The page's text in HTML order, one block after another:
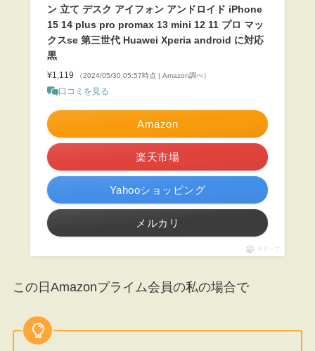
ン 立て デスク アイフォン アンドロイド iPhone
15 14 plus pro promax 13 mini 12 11 プロ マッ
クスse 第三世代 Huawei Xperia android に対応
黒
¥1,119 （2024/05/30 05:57時点 | Amazon調べ）
口コミを見る
Amazon
楽天市場
Yahooショッピング
メルカリ
ポチップ
この日Amazonプライム会員の私の場合で